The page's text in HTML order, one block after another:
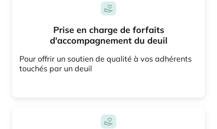
Prise en charge de forfaits
d'accompagnement du deuil
Pour offrir un soutien de qualité à vos adhérents
touchés par un deuil